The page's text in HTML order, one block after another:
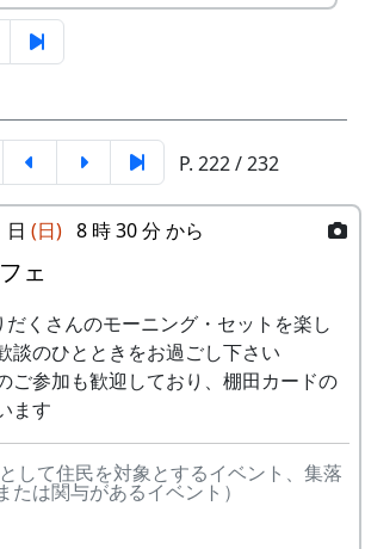
リ
僕の中
のふる
さと
きたよ
静かに
時は…
1999
ポン四郎バ
棚⽥の
イネに
1999 2002
ポン四郎バ
全に関心のある方はどなたでも
10月1日 ～ 2025年2月29日
3点までとします。一点ずつ別々
けで達成できる隠しスタンプが
。このスタンプは、北はりまエコ
100円割引券として使えます。
に来て下さい
プを置いている岩座神の公会堂は
ていますので、いつ来てもスタン
ではありません。
の「ふれあいカフェ」や、10月20
穫祭」など、岩座神のイベントの
さい。
ふれあいカフェ
ふれあいカフェ
棚田収穫祭 2024
= まるごとガイド
では、『まるごとガイド』をスタ
使います。
P. 222 / 232
日 (日) 8 時 30 分 から
ェ
くさんのモーニング・セットを楽し
談のひとときをお過ごし下さい
ご参加も歓迎しており、棚田カードの
ます
して住民を対象とするイベント、集落
たは関与があるイベント）